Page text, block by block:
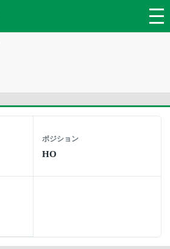
ポジション
HO